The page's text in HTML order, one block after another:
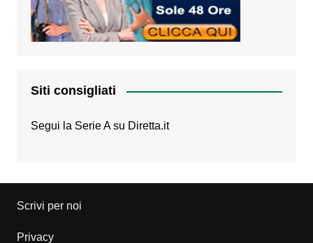
Siti consigliati
Segui la Serie A su Diretta.it
Scrivi per noi
Privacy